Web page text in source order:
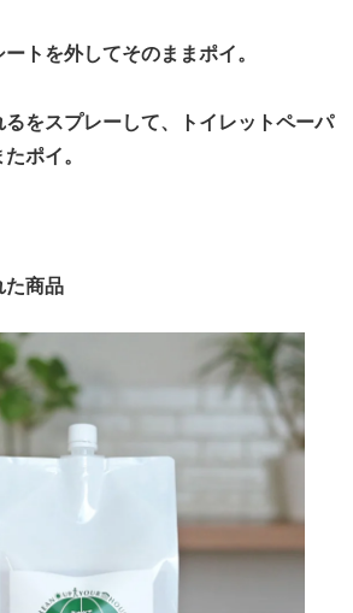
トを外してそのままポイ。
をスプレーして、トイレットペーパ
ポイ。
た商品